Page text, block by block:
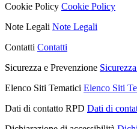
Cookie Policy Cookie Policy
Note Legali Note Legali
Contatti Contatti
Sicurezza e Prevenzione
Elenco Siti Tematici Elenco Siti
Dati di contatto RPD Dati di